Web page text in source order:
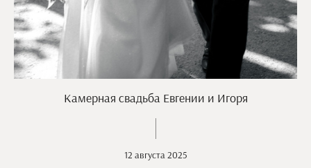
Камерная свадьба Евгении и Игоря
12 августа 2025